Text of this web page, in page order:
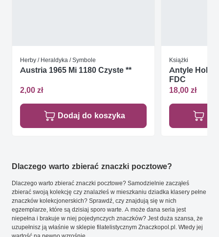
Herby / Heraldyka / Symbole
Austria 1965 Mi 1180 Czyste **
2,00 zł
Dodaj do koszyka
Książki
Antyle
FDC
18,00 zł
Dlaczego warto zbierać znaczki pocztowe?
Dlaczego warto zbierać znaczki pocztowe? Samodzielnie zacząłeś
zbierać swoją kolekcję czy znalazłeś w mieszkaniu dziadka klasery pełne
znaczków kolekcjonerskich? Sprawdź, czy znajdują się w nich
egzemplarze, które są dzisiaj sporo warte. A może dana seria jest
niepełna i brakuje w niej pojedynczych znaczków? Jest duża szansa, że
uzupełnisz ją właśnie w sklepie filatelistycznym Znaczkopol.pl. Wtedy jej